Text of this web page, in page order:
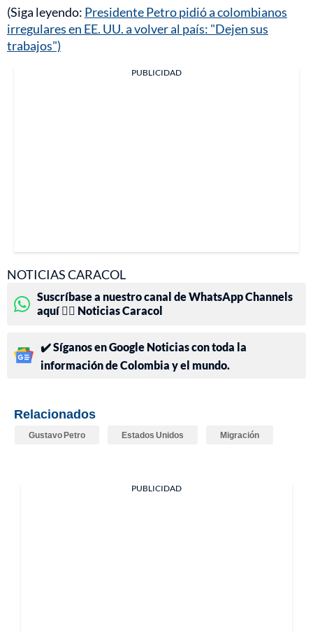
(Siga leyendo: Presidente Petro pidió a colombianos
irregulares en EE. UU. a volver al país: "Dejen sus
trabajos")
PUBLICIDAD
NOTICIAS CARACOL
Suscríbase a nuestro canal de WhatsApp Channels
aquí 👉🏻 Noticias Caracol
✔️ Síganos en Google Noticias con toda la
información de Colombia y el mundo.
Relacionados
Gustavo Petro Estados Unidos Migración
PUBLICIDAD